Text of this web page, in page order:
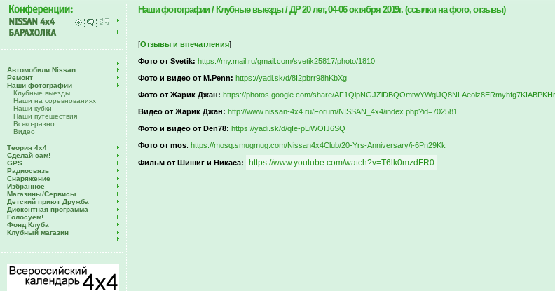
Автомобили Nissan
Ремонт
Наши фотографии
Клубные выезды
Наши на соревнованиях
Наши кубки
Наши путешествия
Всяко-разно
Видео
Теория 4х4
Сделай сам!
GPS
Радиосвязь
Снаряжение
Избранное
Магазины/Сервисы
Детский приют Дружба
Дисконтная программа
Голосуем!
Фонд Клуба
Клубный магазин
Наши фотографии / Клубные выезды / ДР 20 лет, 04-06 октября 2019г. (ссылки на фото, отзывы)
[Отзывы и впечатления]
Фото от Svetik: https://my.mail.ru/gmail.com/svetik25817/photo/1810
Фото и видео от M.Penn: https://yadi.sk/d/8I2pbrr98hKbXg
Фото от Жарик Джан: https://photos.google.com/share/
Видео от Жарик Джан: http://www.nissan-4x4.ru/Forum/NISSAN_4x4/index.php?id=702581
Фото и видео от Den78: https://yadi.sk/d/qIe-pLiWOIJ6SQ
Фото от mos: https://mosq.smugmug.com/Nissan4x4Club/20-Yrs-Anniversary/i-6Pn29Kk
Фильм от Шишиг и Никаса: https://www.youtube.com/watch?v=T6lk0mzdFR0